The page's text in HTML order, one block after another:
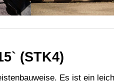
(STK4)
Es ist ein